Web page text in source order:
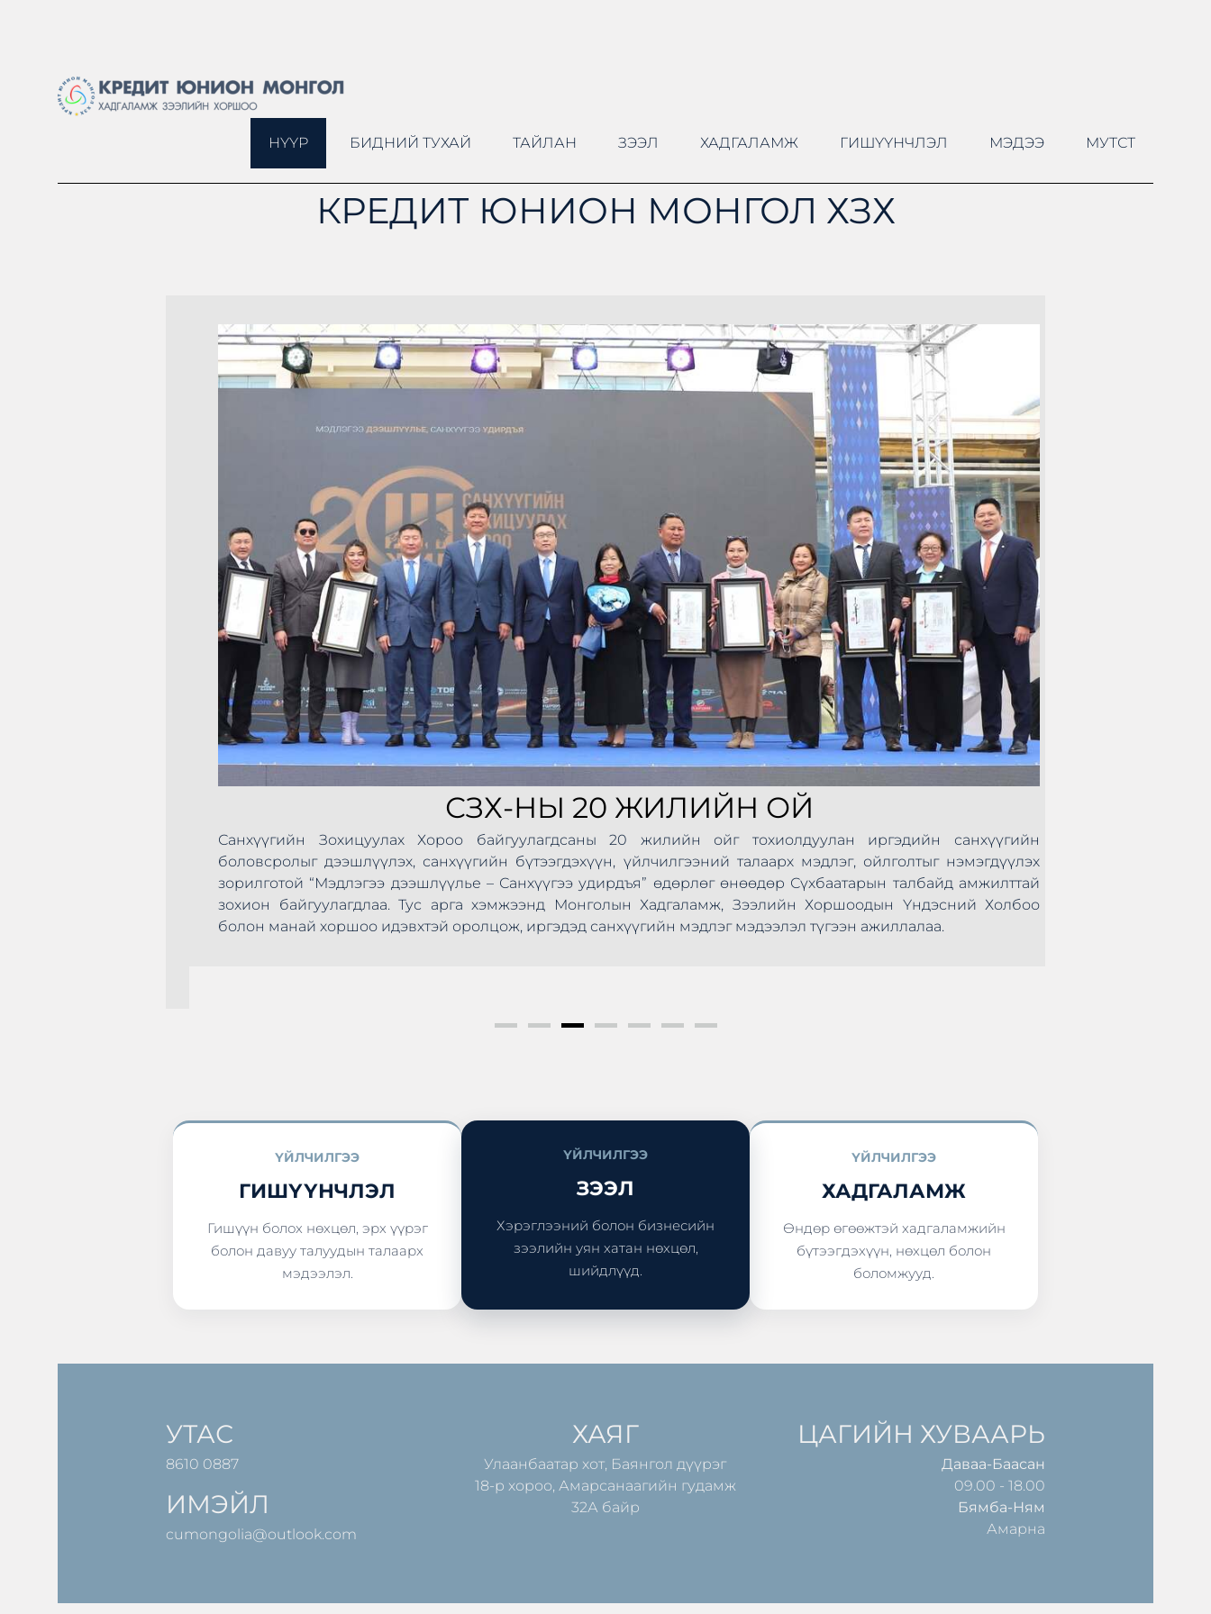
НҮҮР БИДНИЙ ТУХАЙ ТАЙЛАН ЗЭЭЛ ХАДГАЛАМЖ ГИШҮҮНЧЛЭЛ МЭДЭЭ МУТСТ
КРЕДИТ ЮНИОН МОНГОЛ ХЗХ
СЗХ-НЫ 20 ЖИЛИЙН ОЙ
Санхүүгийн Зохицуулах Хороо байгуулагдсаны 20 жилийн ойг тохиолдуулан иргэдийн санхүүгийн
боловсролыг дээшлүүлэх, санхүүгийн бүтээгдэхүүн, үйлчилгээний талаарх мэдлэг, ойлголтыг нэмэгдүүлэх
зорилготой “Мэдлэгээ дээшлүүлье – Санхүүгээ удирдъя” өдөрлөг өнөөдөр Сүхбаатарын талбайд амжилттай
зохион байгуулагдлаа. Тус арга хэмжээнд Монголын Хадгаламж, Зээлийн Хоршоодын Үндэсний Холбоо
болон манай хоршоо идэвхтэй оролцож, иргэдэд санхүүгийн мэдлэг мэдээлэл түгээн ажиллалаа.
ҮЙЛЧИЛГЭЭ
ГИШҮҮНЧЛЭЛ
Гишүүн болох нөхцөл, эрх үүрэг
болон давуу талуудын талаарх
мэдээлэл.
ҮЙЛЧИЛГЭЭ
ЗЭЭЛ
Хэрэглээний болон бизнесийн
зээлийн уян хатан нөхцөл,
шийдлүүд.
ҮЙЛЧИЛГЭЭ
ХАДГАЛАМЖ
Өндөр өгөөжтэй хадгаламжийн
бүтээгдэхүүн, нөхцөл болон
боломжууд.
УТАС
8610 0887
ИМЭЙЛ
cumongolia@outlook.com
ХАЯГ
Улаанбаатар хот, Баянгол дүүрэг
18-р хороо, Амарсанаагийн гудамж
32А байр
ЦАГИЙН ХУВААРЬ
Даваа-Баасан
09.00 - 18.00
Бямба-Ням
Амарна